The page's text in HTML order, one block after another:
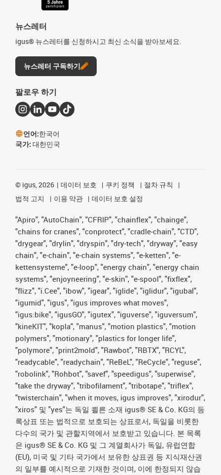
뉴스레터
igus® 뉴스레터를 신청하시고 최신 소식을 받아보세요.
뉴스레터 구독하기
팔로우 하기
언어:한국어
국가: 대한민국
© igus, 2026 데이터 보호 쿠키 정책
절차 규칙
법적 고지
이용 약관 데이터 보호 설정
"Apiro", "AutoChain", "CFRIP", "chainflex", "chainge",
"chains for cranes", "conprotect", "cradle-chain", "CTD",
"drygear", "drylin", "dryspin", "dry-tech", "dryway", "easy
chain", "e-chain", "e-chain systems", "e-ketten", "e-
kettensysteme", "e-loop", "energy chain", "energy chain
systems", "enjoyneering", "e-skin", "e-spool", "fixflex",
"flizz", "i.Cee", "ibow", "igear", "iglide", "iglidur", "igubal",
"igumid", "igus", "igus improves what moves",
"igus:bike", "igusGO", "igutex", "iguverse", "iguversum",
"kineKIT", "kopla", "manus", "motion plastics", "motion
polymers", "motionary", "plastics for longer life",
"polymore", "print2mold", "Rawbot", "RBTX", "RCYL",
"readycable", "readychain", "ReBeL", "ReCycle", "reguse",
"robolink", "Rohbot", "savef", "speedigus", "superwise",
"take the dryway", "tribofilament", "tribotape", "triflex",
"twisterchain", "when it moves, igus improves", "xirodur",
"xiros" 및 "yes"는 독일 쾰른 소재 igus® SE & Co. KG의 등
록상표 또는 법적으로 보호되는 상표로서, 독일을 비롯한
다수의 국가 및 관할지역에서 보호받고 있습니다. 본 목록
은 igus® SE & Co. KG 및 그 계열회사가 독일, 유럽연합
(EU), 미국 및 기타 국가에서 보유한 상표권 등 지식재산권
의 일부를 예시적으로 기재한 것이며, 이에 한정되지 않습